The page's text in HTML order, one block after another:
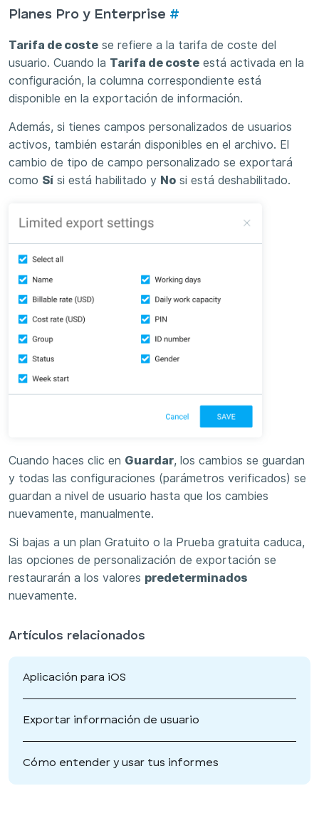
Planes Pro y Enterprise #
Tarifa de coste se refiere a la tarifa de coste del
usuario. Cuando la Tarifa de coste está activada en la
configuración, la columna correspondiente está
disponible en la exportación de información.
Además, si tienes campos personalizados de usuarios
activos, también estarán disponibles en el archivo. El
cambio de tipo de campo personalizado se exportará
como Sí si está habilitado y No si está deshabilitado.
Cuando haces clic en Guardar, los cambios se guardan
y todas las configuraciones (parámetros verificados) se
guardan a nivel de usuario hasta que los cambies
nuevamente, manualmente.
Si bajas a un plan Gratuito o la Prueba gratuita caduca,
las opciones de personalización de exportación se
restaurarán a los valores predeterminados
nuevamente.
Artículos relacionados
Aplicación para iOS
Exportar información de usuario
Cómo entender y usar tus informes